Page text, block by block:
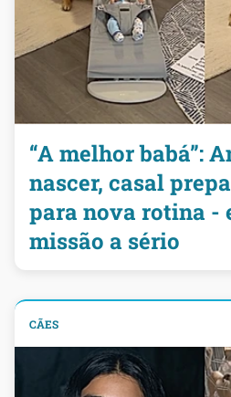
“A melhor babá”:
nascer, casal
para nova rotina -
missão a sério
CÃES